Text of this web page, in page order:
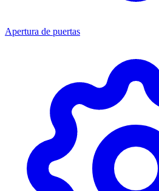
Apertura de puertas